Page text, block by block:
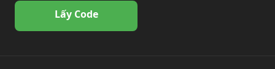
Lấy Code